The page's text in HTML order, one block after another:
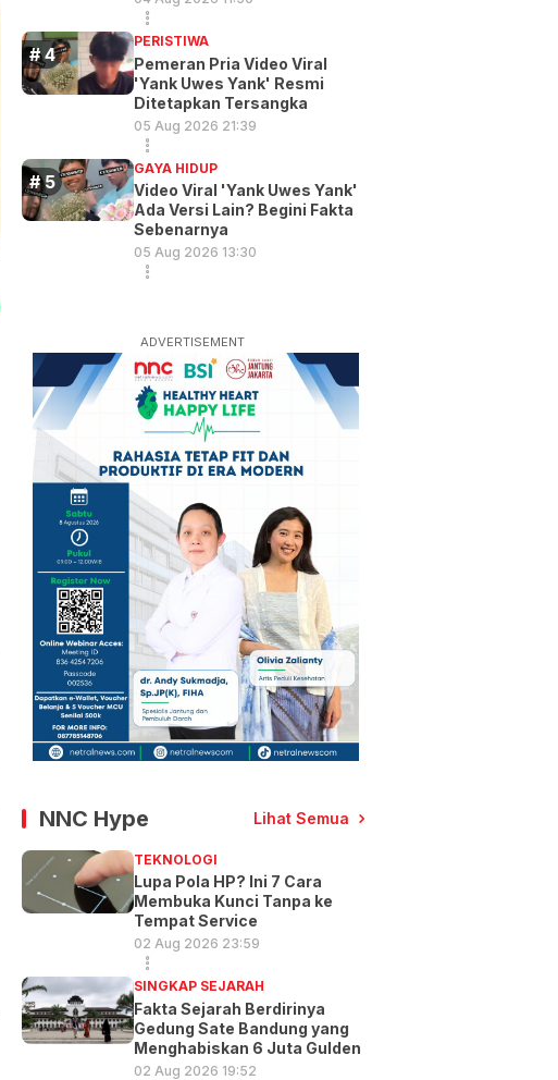
PERISTIWA
Pemeran Pria Video Viral
'Yank Uwes Yank' Resmi
Ditetapkan Tersangka
05 Aug 2026 21:39
GAYA HIDUP
Video Viral 'Yank Uwes Yank'
Ada Versi Lain? Begini Fakta
Sebenarnya
05 Aug 2026 13:30
ADVERTISEMENT
NNC Hype Lihat Semua
TEKNOLOGI
Lupa Pola HP? Ini 7 Cara
Membuka Kunci Tanpa ke
Tempat Service
02 Aug 2026 23:59
SINGKAP SEJARAH
Fakta Sejarah Berdirinya
Gedung Sate Bandung yang
Menghabiskan 6 Juta Gulden
02 Aug 2026 19:52